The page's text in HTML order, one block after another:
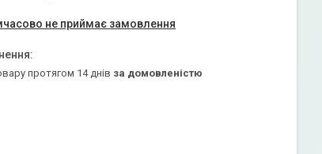
не приймає замовлення
протягом 14 днів за домовленістю